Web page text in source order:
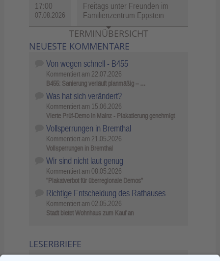
17:00
07.08.2026
Freitags unter Freunden im
Familienzentrum Eppstein
TERMINÜBERSICHT
NEUESTE KOMMENTARE
Von wegen schnell - B455
Kommentiert am 22.07.2026
B455: Sanierung verläuft planmäßig – …
Was hat sich verändert?
Kommentiert am 15.06.2026
Vierte Prüf-Demo in Mainz - Plakatierung genehmigt
Vollsperrungen in Bremthal
Kommentiert am 21.05.2026
Vollsperrungen in Bremthal
Wir sind nicht laut genug
Kommentiert am 08.05.2026
"Plakatverbot für überregionale Demos"
Richtige Entscheidung des Rathauses
Kommentiert am 02.05.2026
Stadt bietet Wohnhaus zum Kauf an
LESERBRIEFE